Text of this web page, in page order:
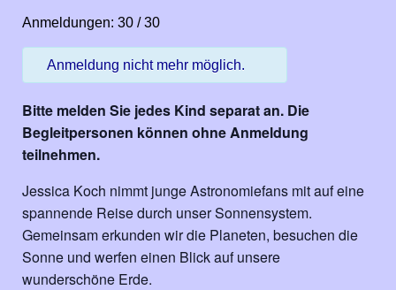
Anmeldungen: 30 / 30
Anmeldung nicht mehr möglich.
Bitte melden Sie jedes Kind separat an. Die
Begleitpersonen können ohne Anmeldung
teilnehmen.
Jessica Koch nimmt junge Astronomiefans mit auf eine
spannende Reise durch unser Sonnensystem.
Gemeinsam erkunden wir die Planeten, besuchen die
Sonne und werfen einen Blick auf unsere
wunderschöne Erde.